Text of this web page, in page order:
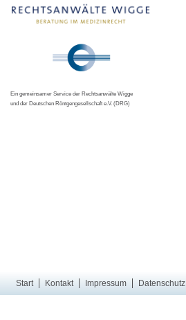
Ein gemeinsamer Service der Rechtsanwälte Wigge
und der Deutschen Röntgengesellschaft e.V. (DRG)
Start Kontakt Impressum Datenschutz